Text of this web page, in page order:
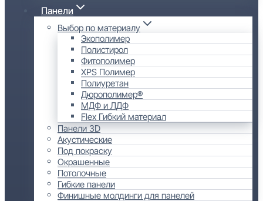
Панели
Выбор по материалу
Экополимер
Полистирол
Фитополимер
XPS Полимер
Полиуретан
Дюрополимер®
МДФ и ЛДФ
Flex Гибкий материал
Панели 3D
Акустические
Под покраску
Окрашенные
Потолочные
Гибкие панели
Финишные молдинги для панелей